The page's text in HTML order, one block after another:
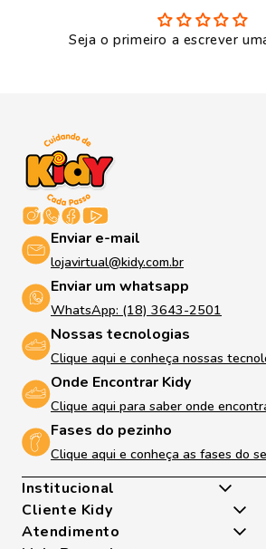
Seja o primeiro a escrever
Enviar e-mail
lojavirtual@kidy.com.br
Enviar um whatsapp
WhatsApp: (18) 3643-2501
Nossas tecnologias
Clique aqui e conheça nossas
Onde Encontrar Kidy
Clique aqui para saber onde
Fases do pezinho
Clique aqui e conheça as fases do
Institucional
Quem somos
Nossas Tecnologias
Cliente Kidy
Atendimento